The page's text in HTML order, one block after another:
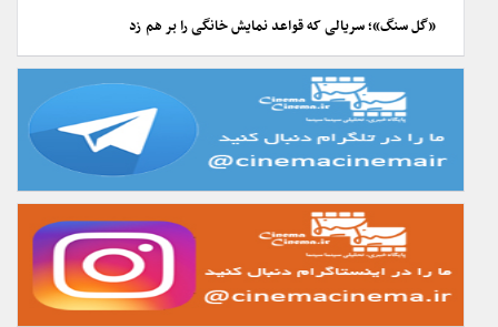
«گل سنگ»؛ سریالی که قواعد نمایش خانگی را بر هم زد